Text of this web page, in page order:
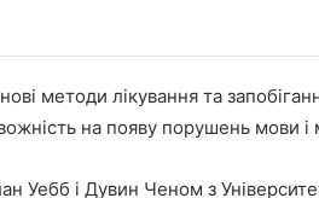
методи лікування та
на появу порушень мови
Уебб і Дувин Ченом з